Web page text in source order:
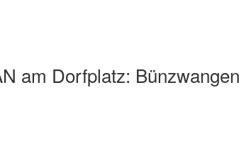
am Dorfplatz: